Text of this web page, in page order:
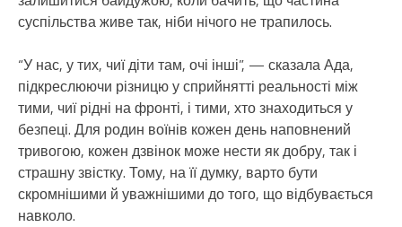
суспільства живе так, ніби нічого не трапилось.
“У нас, у тих, чиї діти там, очі інші”, — сказала Ада,
підкреслюючи різницю у сприйнятті реальності між
тими, чиї рідні на фронті, і тими, хто знаходиться у
безпеці. Для родин воїнів кожен день наповнений
тривогою, кожен дзвінок може нести як добру, так і
страшну звістку. Тому, на її думку, варто бути
скромнішими й уважнішими до того, що відбувається
навколо.